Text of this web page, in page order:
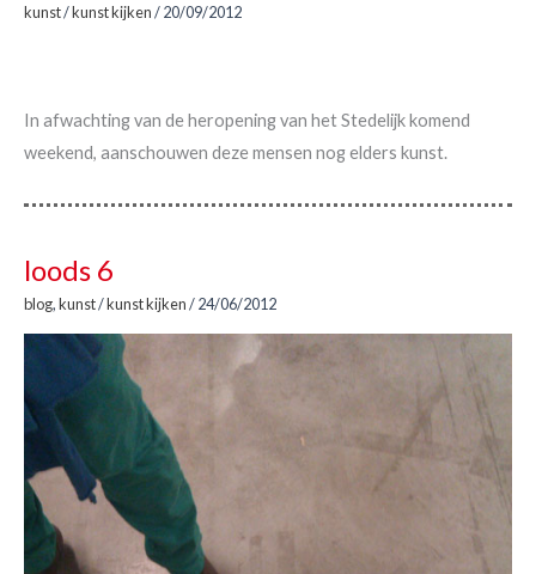
kunst/kunst kijken/20/09/2012
In afwachting van de heropening van het Stedelijk komend
weekend, aanschouwen deze mensen nog elders kunst.
loods 6
blog,kunst/kunst kijken/24/06/2012